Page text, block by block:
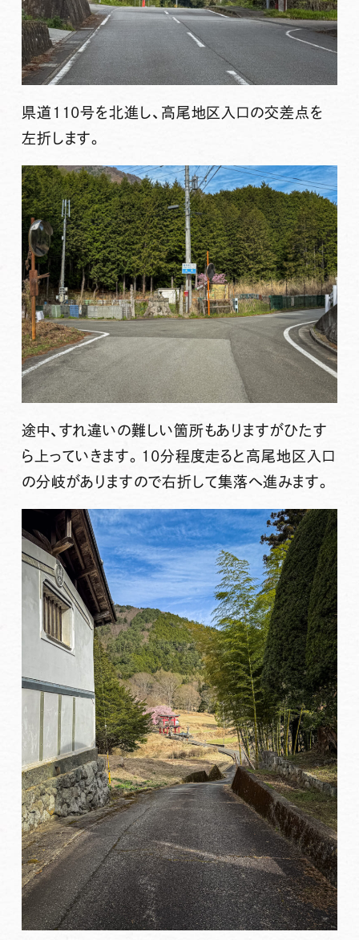
県道110号を北進し、高尾地区入口の交差点を
左折します。
途中、すれ違いの難しい箇所もありますがひたす
ら上っていきます。10分程度走ると高尾地区入口
の分岐がありますので右折して集落へ進みます。